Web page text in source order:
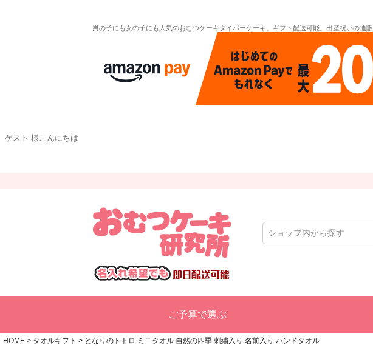
男の子にも女の子にも人気のおむつケーキダイパーケーキ。ギフト配送可能。出産祝いの通販
ゲスト 様こんにちは
ご予算で選ぶ
HOME タオルギフト となりのトトロ ミニタオル 自然の四季 刺繍入り 名前入り ハンドタオル